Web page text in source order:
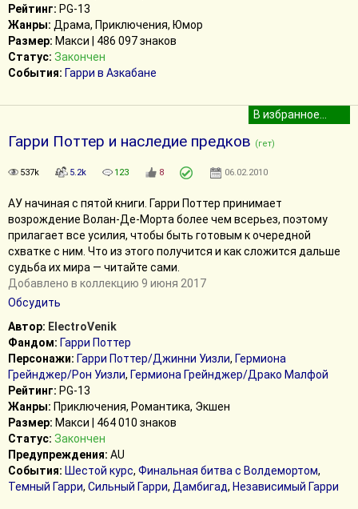
Рейтинг: PG-13
Жанры: Драма, Приключения, Юмор
Размер: Макси | 486 097 знаков
Статус: Закончен
События: Гарри в Азкабане
Гарри Поттер и наследие предков (гет)
537k 5.2k 123 8 06.02.2010
АУ начиная с пятой книги. Гарри Поттер принимает
возрождение Волан-Де-Морта более чем всерьез, поэтому
прилагает все усилия, чтобы быть готовым к очередной
схватке с ним. Что из этого получится и как сложится дальше
судьба их мира — читайте сами.
Добавлено в коллекцию 9 июня 2017
Обсудить
Автор: ElectroVenik
Фандом: Гарри Поттер
Персонажи: Гарри Поттер/Джинни Уизли, Гермиона
Грейнджер/Рон Уизли, Гермиона Грейнджер/Драко Малфой
Рейтинг: PG-13
Жанры: Приключения, Романтика, Экшен
Размер: Макси | 464 010 знаков
Статус: Закончен
Предупреждения: AU
События: Шестой курс, Финальная битва с Волдемортом,
Темный Гарри, Сильный Гарри, Дамбигад, Независимый Гарри